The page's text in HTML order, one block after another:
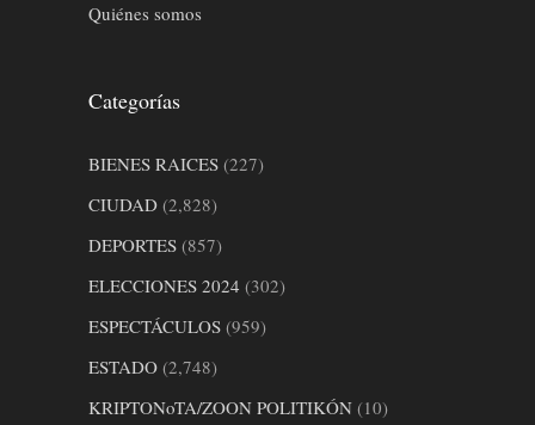
Quiénes somos
Categorías
BIENES RAICES (227)
CIUDAD (2,828)
DEPORTES (857)
ELECCIONES 2024 (302)
ESPECTÁCULOS (959)
ESTADO (2,748)
KRIPTONoTA/ZOON POLITIKÓN (10)